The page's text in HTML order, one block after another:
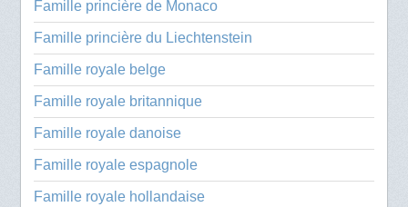
Famille princière de Monaco
Famille princière du Liechtenstein
Famille royale belge
Famille royale britannique
Famille royale danoise
Famille royale espagnole
Famille royale hollandaise